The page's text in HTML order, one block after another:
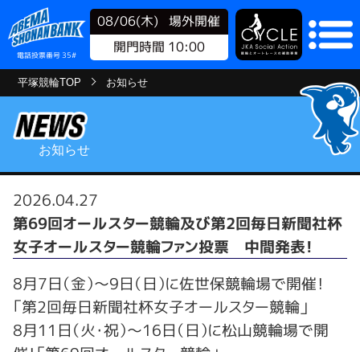
電話投票番号 35#
08/06(木)
場外開催
開門時間 10:00
平塚競輪TOP お知らせ
お知らせ
2026.04.27
第69回オールスター競輪及び第2回毎日新聞社杯
女子オールスター競輪ファン投票 中間発表！
8月7日（金）～9日（日）に佐世保競輪場で開催！
「第2回毎日新聞社杯女子オールスター競輪」
8月11日（火・祝）～16日（日）に松山競輪場で開